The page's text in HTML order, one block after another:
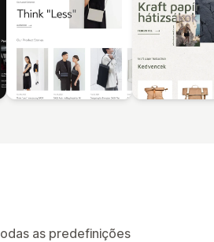
as predefinições